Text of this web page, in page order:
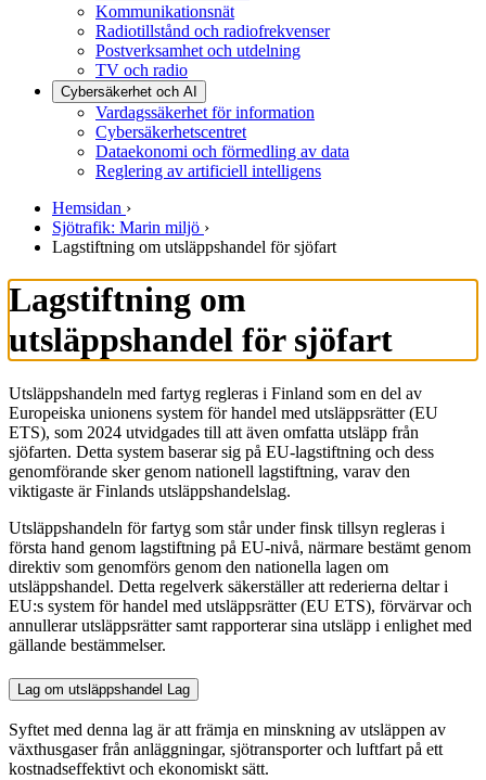
Kommunikationsnät
Radiotillstånd och radiofrekvenser
Postverksamhet och utdelning
TV och radio
Cybersäkerhet och AI
Vardagssäkerhet för information
Cybersäkerhetscentret
Dataekonomi och förmedling av data
Reglering av artificiell intelligens
Hemsidan ›
Sjötrafik: Marin miljö ›
Lagstiftning om utsläppshandel för sjöfart
Lagstiftning om
utsläppshandel för sjöfart
Utsläppshandeln med fartyg regleras i Finland som en del av
Europeiska unionens system för handel med utsläppsrätter (EU
ETS), som 2024 utvidgades till att även omfatta utsläpp från
sjöfarten. Detta system baserar sig på EU-lagstiftning och dess
genomförande sker genom nationell lagstiftning, varav den
viktigaste är Finlands utsläppshandelslag.
Utsläppshandeln för fartyg som står under finsk tillsyn regleras i
första hand genom lagstiftning på EU-nivå, närmare bestämt genom
direktiv som genomförs genom den nationella lagen om
utsläppshandel. Detta regelverk säkerställer att rederierna deltar i
EU:s system för handel med utsläppsrätter (EU ETS), förvärvar och
annullerar utsläppsrätter samt rapporterar sina utsläpp i enlighet med
gällande bestämmelser.
Lag om utsläppshandel Lag
Syftet med denna lag är att främja en minskning av utsläppen av
växthusgaser från anläggningar, sjötransporter och luftfart på ett
kostnadseffektivt och ekonomiskt sätt.